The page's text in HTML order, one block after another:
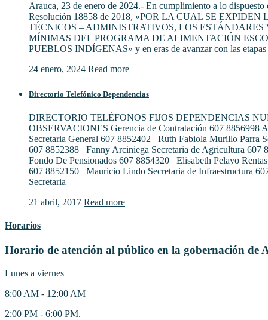
Arauca, 23 de enero de 2024.- En cumplimiento a lo dispuesto
Resolución 18858 de 2018, «POR LA CUAL SE
TÉCNICOS – ADMINISTRATIVOS, LOS ESTÁNDARES
MÍNIMAS DEL PROGRAMA DE ALIMENTACIÓN
PUEBLOS INDÍGENAS» y en eras de avanzar con las etapas
24 enero, 2024 Read more
Directorio Telefónico Dependencias
DIRECTORIO TELÉFONOS FIJOS DEPENDENCIAS
OBSERVACIONES Gerencia de Contratación 607 8856998
Secretaria General 607 8852402 Ruth Fabiola Murillo Parra
607 8852388 Fanny Arciniega Secretaria de Agricultura 607
Fondo De Pensionados 607 8854320 Elisabeth Pelayo
607 8852150 Mauricio Lindo Secretaria de Infraestructura
Secretaria
21 abril, 2017 Read more
Horarios
Horario de atención al público en la gobernación de
Lunes a viernes
8:00 AM - 12:00 AM
2:00 PM - 6:00 PM.